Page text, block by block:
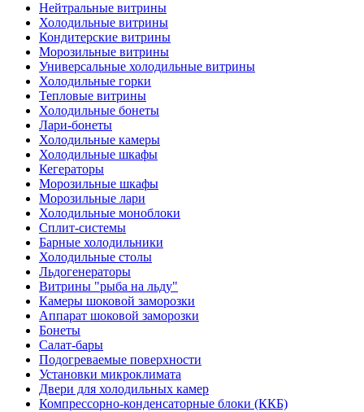
Нейтральные витрины
Холодильные витрины
Кондитерские витрины
Морозильные витрины
Универсальные холодильные витрины
Холодильные горки
Тепловые витрины
Холодильные бонеты
Лари-бонеты
Холодильные камеры
Холодильные шкафы
Кегераторы
Морозильные шкафы
Морозильные лари
Холодильные моноблоки
Сплит-системы
Барные холодильники
Холодильные столы
Льдогенераторы
Витрины "рыба на льду"
Камеры шоковой заморозки
Аппарат шоковой заморозки
Бонеты
Салат-бары
Подогреваемые поверхности
Установки микроклимата
Двери для холодильных камер
Компрессорно-конденсаторные блоки (ККБ)